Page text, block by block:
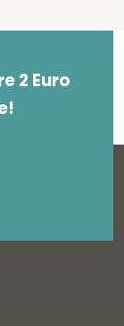
2 Euro